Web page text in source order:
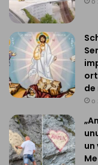
de
o
un